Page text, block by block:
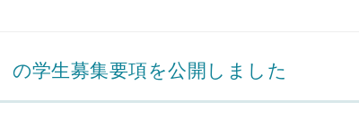
学生募集要項を公開しました